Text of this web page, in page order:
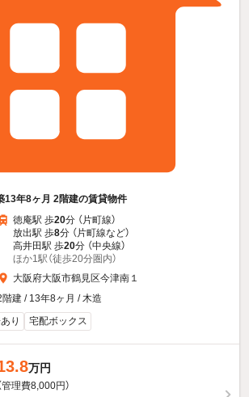
13年8ヶ月 2階建の賃貸物件
徳庵駅 歩20分 （片町線）
放出駅 歩8分 （片町線など）
高井田駅 歩20分 （中央線）
ほか1駅（徒歩20分圏内）
大阪府大阪市鶴見区今津南１
階建 / 13年8ヶ月 / 木造
り 宅配ボックス
万円
管理費8,000円）